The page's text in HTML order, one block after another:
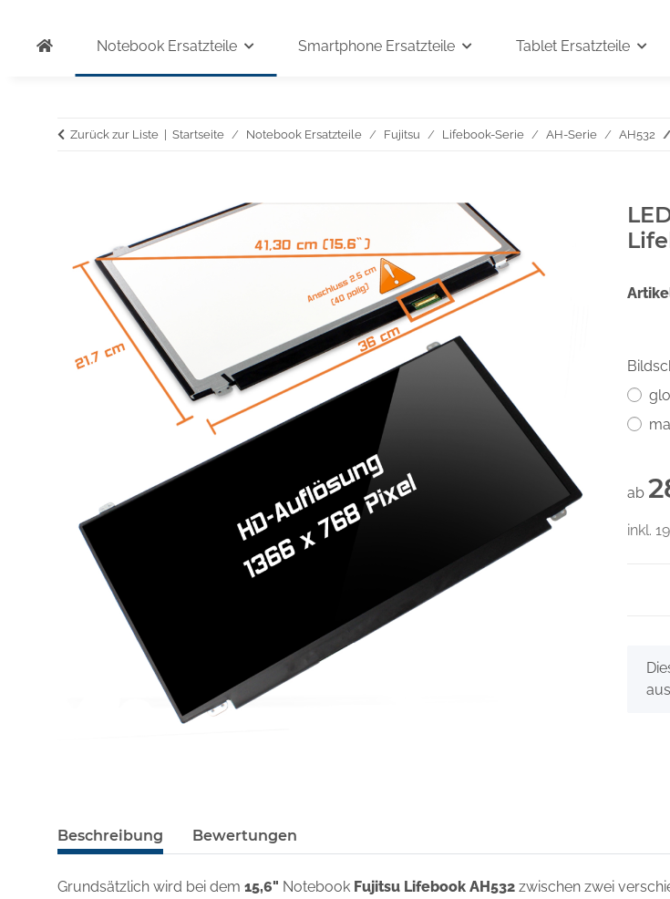
Notebook Ersatzteile Smartphone Ersatzteile Tablet Ersatzteile
Zurück zur Liste Startseite Notebook Ersatzteile Fujitsu Lifebook-Serie AH-Serie AH532
ab
inkl.
x
Beschreibung Bewertungen
Grundsätzlich wird bei dem 15,6" Notebook Fujitsu Lifebook AH532 zwischen zwei